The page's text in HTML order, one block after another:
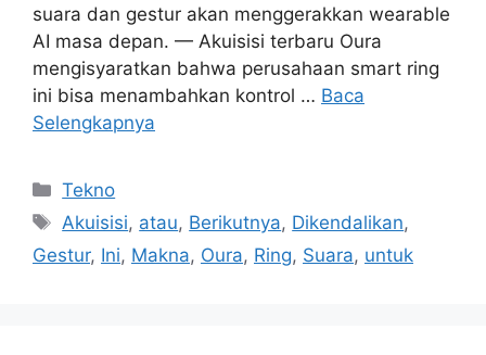
suara dan gestur akan menggerakkan wearable
AI masa depan. — Akuisisi terbaru Oura
mengisyaratkan bahwa perusahaan smart ring
ini bisa menambahkan kontrol … Baca
Selengkapnya
Kategori
Tekno
Tag
Akuisisi, atau, Berikutnya, Dikendalikan,
Gestur, Ini, Makna, Oura, Ring, Suara, untuk